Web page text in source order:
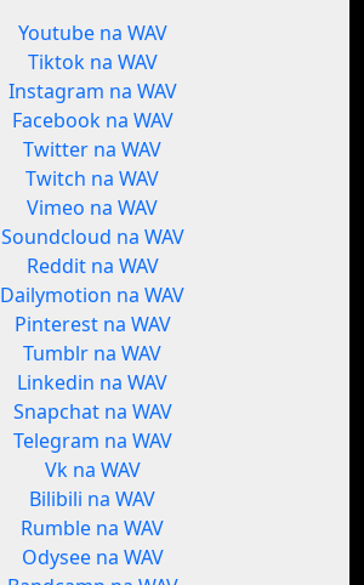
Youtube na WAV
Tiktok na WAV
Instagram na WAV
Facebook na WAV
Twitter na WAV
Twitch na WAV
Vimeo na WAV
Soundcloud na WAV
Reddit na WAV
Dailymotion na WAV
Pinterest na WAV
Tumblr na WAV
Linkedin na WAV
Snapchat na WAV
Telegram na WAV
Vk na WAV
Bilibili na WAV
Rumble na WAV
Odysee na WAV